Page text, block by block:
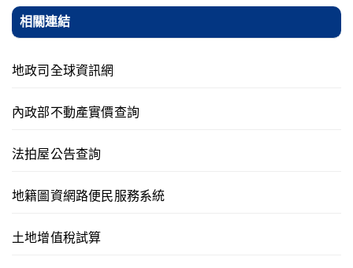
相關連結
地政司全球資訊網
內政部不動產實價查詢
法拍屋公告查詢
地籍圖資網路便民服務系統
土地增值稅試算